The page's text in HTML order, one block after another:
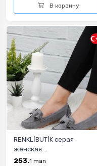
В корзину
RENKLİBUTİK серая
женская...
253.1 man